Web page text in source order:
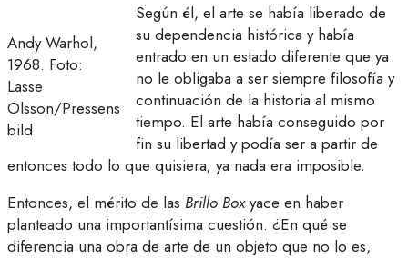
Andy Warhol,
1968. Foto:
Lasse
Olsson/Pressens
bild
Según él, el arte se había liberado de
su dependencia histórica y había
entrado en un estado diferente que ya
no le obligaba a ser siempre filosofía y
continuación de la historia al mismo
tiempo. El arte había conseguido por
fin su libertad y podía ser a partir de
entonces todo lo que quisiera; ya nada era imposible.
Entonces, el mérito de las Brillo Boxyace en haber
planteado una importantísima cuestión. ¿En qué se
diferencia una obra de arte de un objeto que no lo es,